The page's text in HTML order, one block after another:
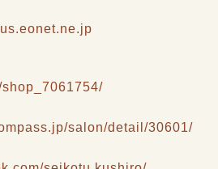
salon/detail/30601/